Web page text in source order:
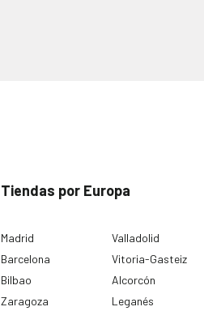
Tiendas por Europa
Madrid
Barcelona
Bilbao
Zaragoza
Valladolid
Vitoria-Gasteiz
Alcorcón
Leganés